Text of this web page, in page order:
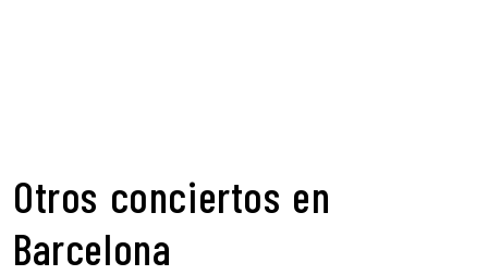
Otros conciertos en
Barcelona